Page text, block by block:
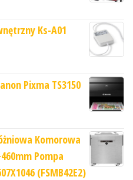
Ks-A01
Pixma TS3150
Komorowa
Pompa
(FSMB42E2)